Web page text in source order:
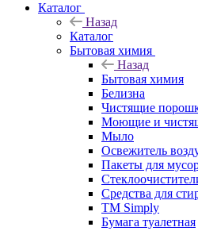
Каталог
Назад
Каталог
Бытовая химия
Назад
Бытовая химия
Белизна
Чистящие
Моющие и
Мыло
Освежитель
Пакеты для
Средства для
TM Simply
Бумага туалетная